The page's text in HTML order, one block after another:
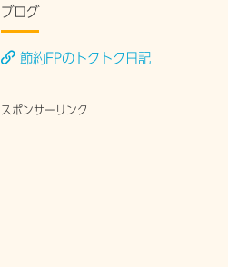
ブログ
節約FPのトクトク日記
スポンサーリンク